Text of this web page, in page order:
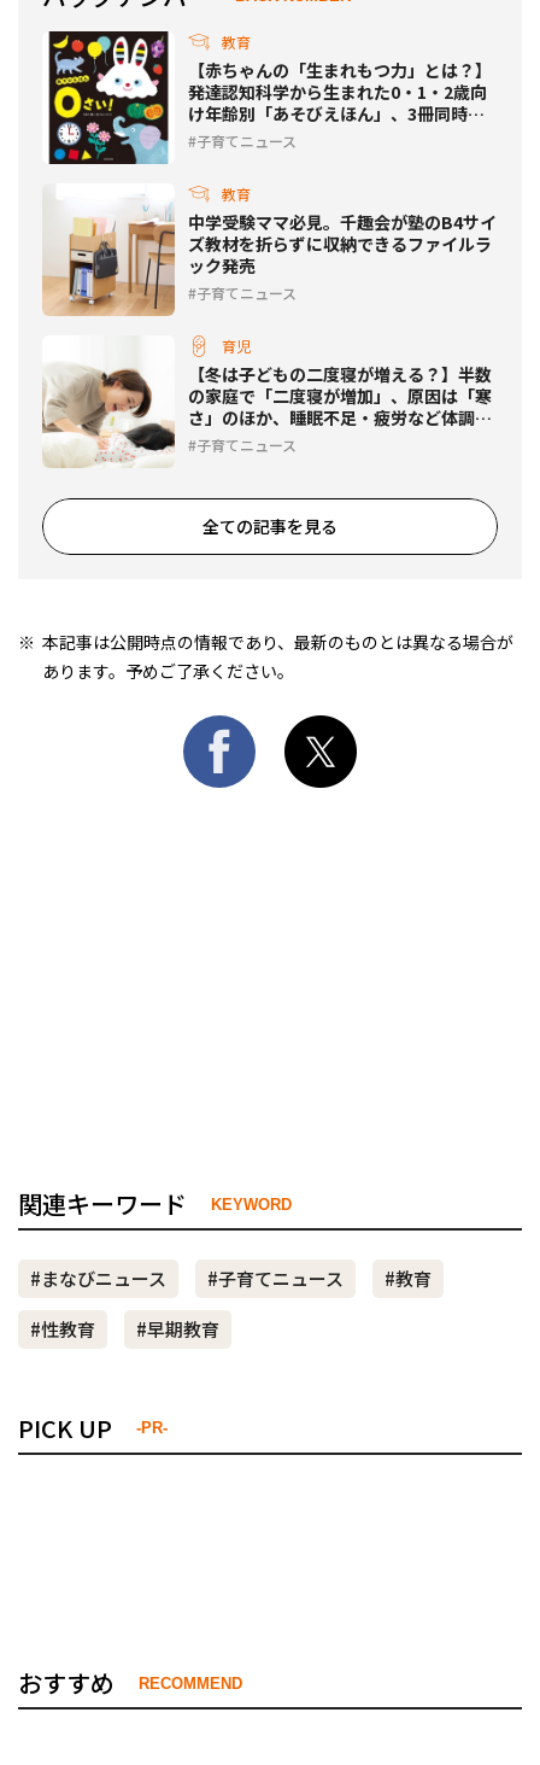
教育
【赤ちゃんの「生まれもつ力」とは？】
発達認知科学から生まれた0・1・2歳向
け年齢別「あそびえほん」、3冊同時発
売！
子育てニュース
教育
中学受験ママ必見。千趣会が塾のB4サイ
ズ教材を折らずに収納できるファイルラ
ック発売
子育てニュース
育児
【冬は子どもの二度寝が増える？】半数
の家庭で「二度寝が増加」、原因は「寒
さ」のほか、睡眠不足・疲労など体調要
因が約4割
子育てニュース
全ての記事を見る
本記事は公開時点の情報であり、最新のものとは異なる場合が
あります。予めご了承ください。
関連キーワード KEYWORD
#まなびニュース #子育てニュース
#教育
#性教育
#早期教育
PICK UP -PR-
おすすめ RECOMMEND